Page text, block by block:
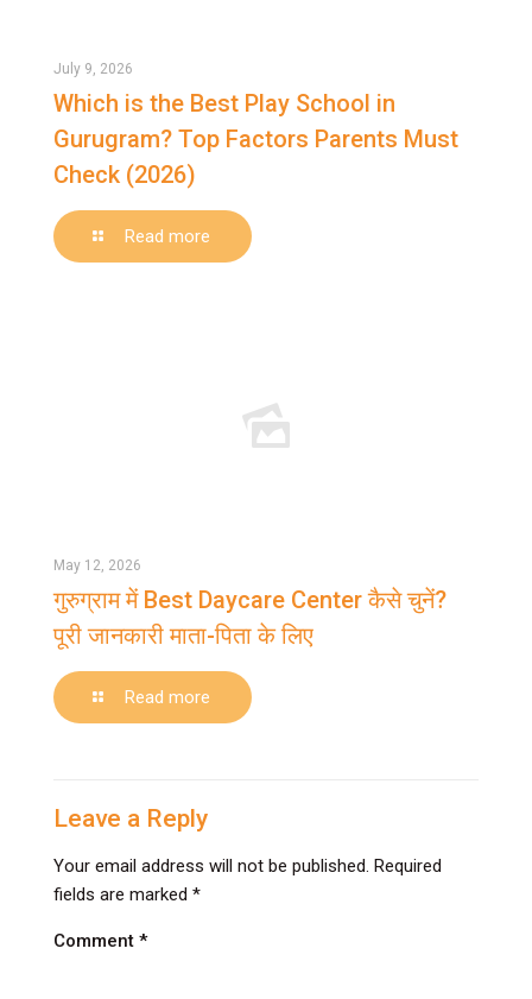
July 9, 2026
Which is the Best Play School in
Gurugram? Top Factors Parents Must
Check (2026)
Read more
Which
School
Check
(2026)
May 12, 2026
गुरुग्राम में Best Daycare Center कैसे चुनें?
पूरी जानकारी माता-पिता के लिए
Read more
गुरुग्राम
कैसे
Leave a Reply
Your email address will not be published. Required
fields are marked *
Comment *